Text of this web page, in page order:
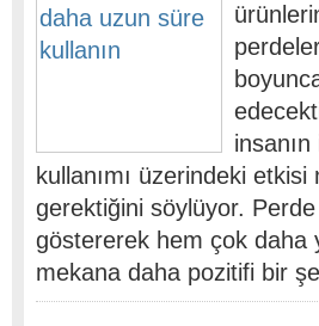
insanın
kullanımı üzerindeki
gerektiğini söylüyor.
göstererek hem çok daha
mekana daha pozitifi bir